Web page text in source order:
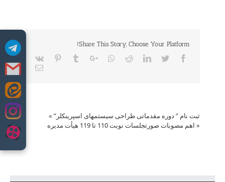
content
Share This Story, Choose Your Platform!
Facebook
Twitter
LinkedIn
Reddit
Whatsapp
Google+
Tumblr
Pinterest
Vk
Email
ثبت نام ” دوره مقدماتی طراحی سیستمهای اسپرینکلر” »
« اهم مصوبات صورتجلسات نوبت 110 تا 119 هیأت مدیره